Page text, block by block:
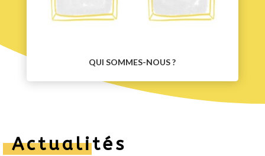
QUI SOMMES-NOUS ?
Actualités